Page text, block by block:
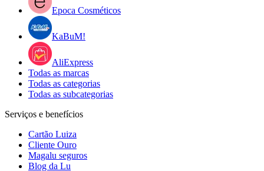
Epoca Cosméticos
KaBuM!
AliExpress
Todas as marcas
Todas as categorias
Todas as subcategorias
Serviços e benefícios
Cartão Luiza
Cliente Ouro
Magalu seguros
Blog da Lu